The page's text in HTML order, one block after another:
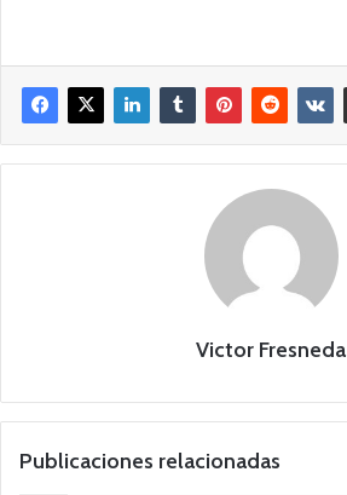
Victor Fresneda
Publicaciones relacionadas